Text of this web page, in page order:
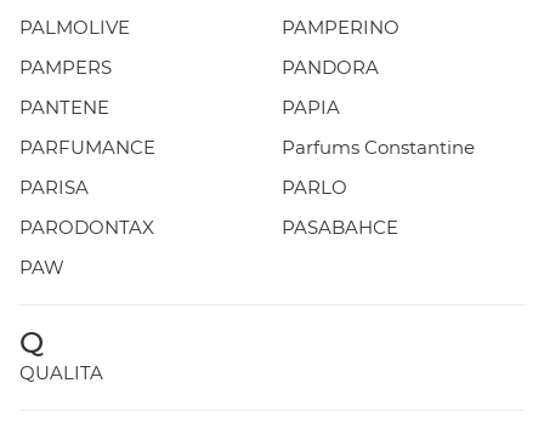
PALMOLIVE
PAMPERINO
PAMPERS
PANDORA
PANTENE
PAPIA
PARFUMANCE
Parfums Constantine
PARISA
PARLO
PARODONTAX
PASABAHCE
PAW
Q
QUALITA